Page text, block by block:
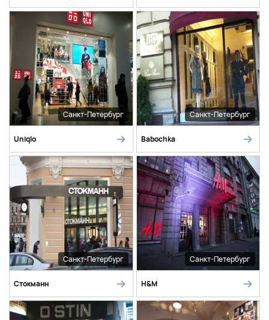
Санкт-Петербург
Uniqlo
Санкт-Петербург
Babochka
Санкт-Петербург
Стокманн
Санкт-Петербург
H&M